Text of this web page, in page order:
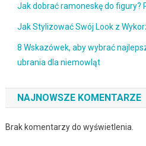
Jak dobrać ramoneskę do figury?
Jak Stylizować Swój Look z
8 Wskazówek, aby wybrać
ubrania dla niemowląt
NAJNOWSZE KOMENTARZE
Brak komentarzy do wyświetlenia.